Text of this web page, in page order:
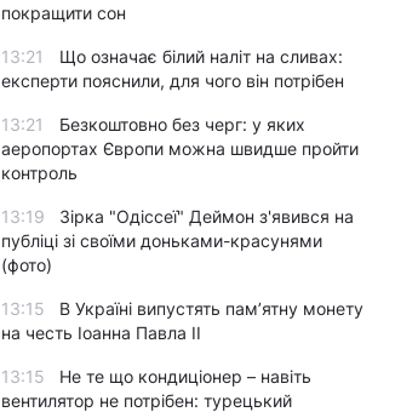
покращити сон
13:21
Що означає білий наліт на сливах:
експерти пояснили, для чого він потрібен
13:21
Безкоштовно без черг: у яких
аеропортах Європи можна швидше пройти
контроль
13:19
Зірка "Одіссеї" Деймон з'явився на
публіці зі своїми доньками-красунями
(фото)
13:15
В Україні випустять пам’ятну монету
на честь Іоанна Павла II
13:15
Не те що кондиціонер – навіть
вентилятор не потрібен: турецький